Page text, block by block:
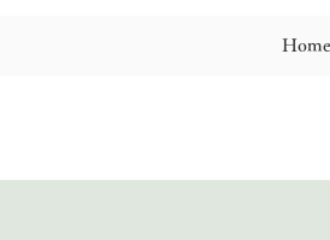
Home